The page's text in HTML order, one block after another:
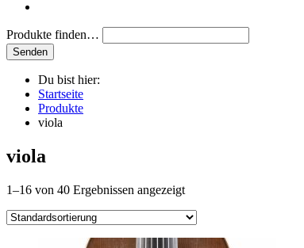
Produkte finden…
Du bist hier:
Startseite
Produkte
viola
viola
1–16 von 40 Ergebnissen angezeigt